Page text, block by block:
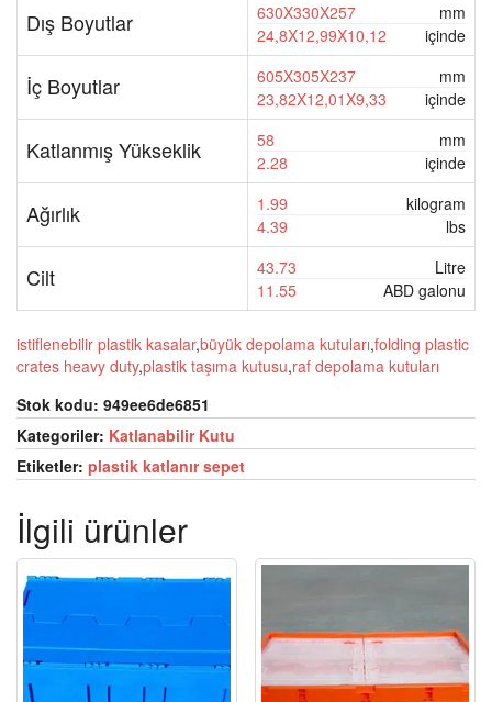
Dış Boyutlar 630X330X257
mm
24,8X12,99X10,12
içinde
İç Boyutlar 605X305X237
mm
23,82X12,01X9,33
içinde
Katlanmış Yükseklik 58
mm
2.28
içinde
Ağırlık 1.99
kilogram
4.39
lbs
Cilt 43.73
Litre
11.55
ABD galonu
istiflenebilir plastik kasalar,büyük depolama kutuları,folding plastic
crates heavy duty,plastik taşıma kutusu,raf depolama kutuları
Stok kodu: 949ee6de6851
Kategoriler: Katlanabilir Kutu
Etiketler: plastik katlanır sepet
İlgili ürünler